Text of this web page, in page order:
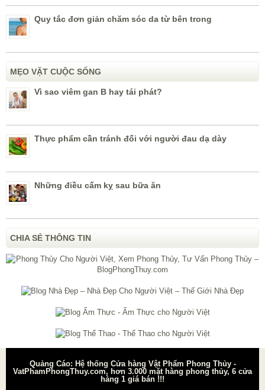
Quy tắc đơn giản chăm sóc da từ bên trong
MẸO VẶT CUỘC SỐNG
Vì sao viêm gan B hay tái phát?
Thực phẩm cần tránh đối với người đau dạ dày
Những điều cấm kỵ sau bữa ăn
CHIA SẺ THÔNG TIN
Quảng Cáo: Hệ thống Cửa hàng Vật Phẩm Phong Thủy -
VatPhamPhongThuy.com, hơn 3.000 mặt hàng phong thủy, 6 cửa
hàng 1 giá bán !!!